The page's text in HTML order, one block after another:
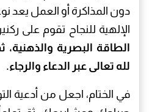
دون المذاكرة أو العمل يعد
الإلهية للنجاح تقوم على
الطاقة البصرية والذهنية،
لله تعالى عبر الدعاء والرجاء.
في الختام، اجعل من أدعية